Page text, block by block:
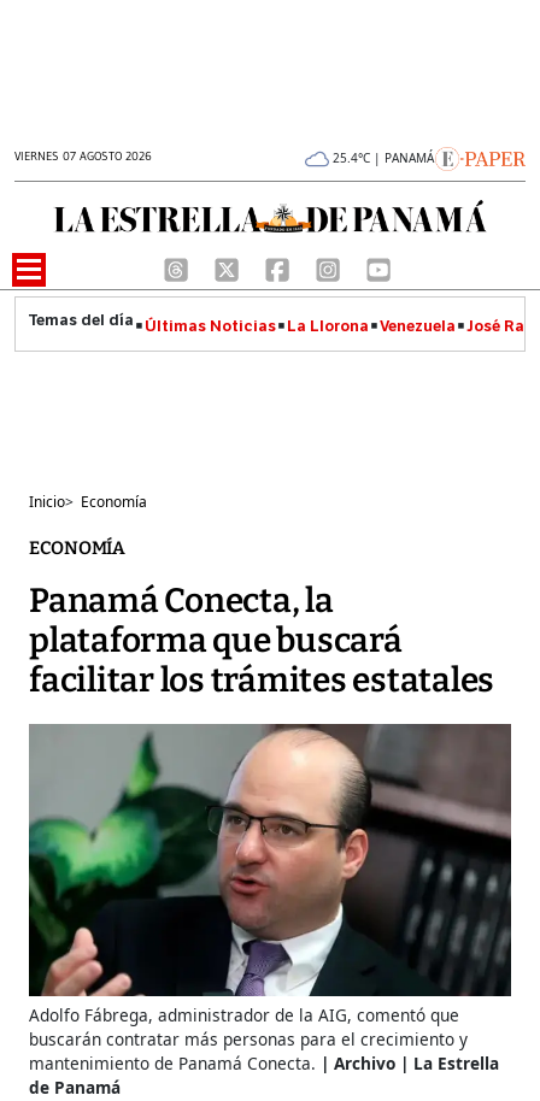
VIERNES 07 AGOSTO 2026 25.4°C | PANAMÁ
Últimas Noticias La Llorona Venezuela José
Inicio> Economía
ECONOMÍA
Panamá Conecta, la
plataforma que buscará
facilitar los trámites estatales
Adolfo Fábrega, administrador de la AIG, comentó que
buscarán contratar más personas para el crecimiento y
mantenimiento de Panamá Conecta.
Archivo | La Estrella
de Panamá